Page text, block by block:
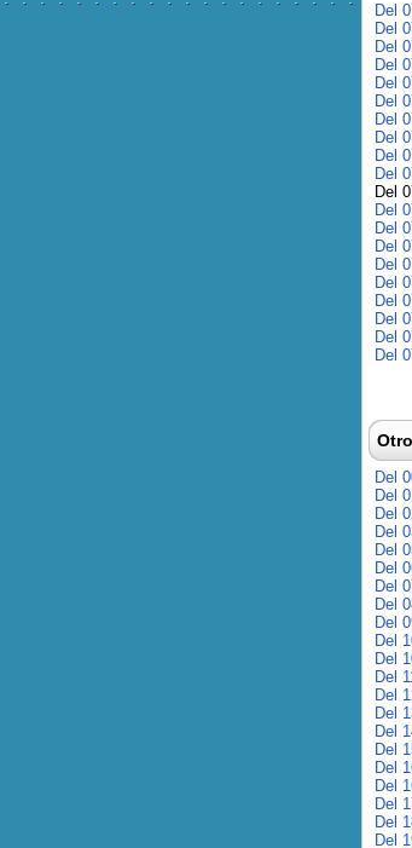
Del
Del
Del
Del
Del
Del
Del
Del
Del
Del
Del
Del
Del
Del
Del
Del
Del
Del
Del
Del
Del
Del
Del
Del
Del
Del
Del
Del
Del
Del
Del
Del
Del
Del
Del
Del
Del
Del
Del
Del
Del